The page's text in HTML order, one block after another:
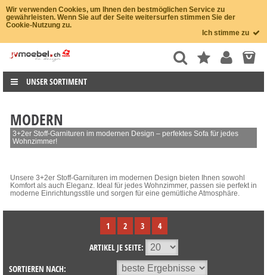
Wir verwenden Cookies, um Ihnen den bestmöglichen Service zu
gewährleisten. Wenn Sie auf der Seite weitersurfen stimmen Sie der
Cookie-Nutzung zu.
Ich stimme zu
UNSER SORTIMENT
MODERN
3+2er Stoff-Garnituren im modernen Design – perfektes Sofa für jedes
Wohnzimmer!
Unsere 3+2er Stoff-Garnituren im modernen Design bieten Ihnen sowohl
Komfort als auch Eleganz. Ideal für jedes Wohnzimmer, passen sie perfekt in
moderne Einrichtungsstile und sorgen für eine gemütliche Atmosphäre.
1 2 3
4
ARTIKEL JE SEITE:
SORTIEREN NACH: